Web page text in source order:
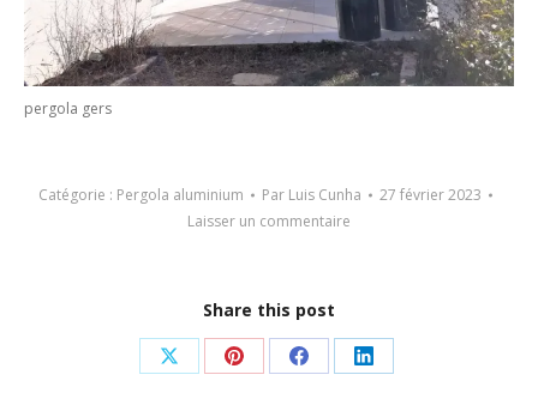
pergola gers
Catégorie : Pergola aluminium Par Luis Cunha
27 février 2023
Laisser un commentaire
Share this post
PartagerPartagerPartagerPartager